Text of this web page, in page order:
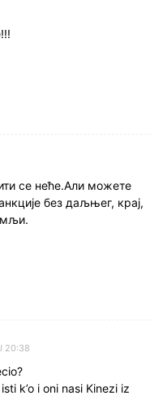
се неће.Али можете
без даљњег, крај,
20:38
k’o i oni nasi Kinezi iz